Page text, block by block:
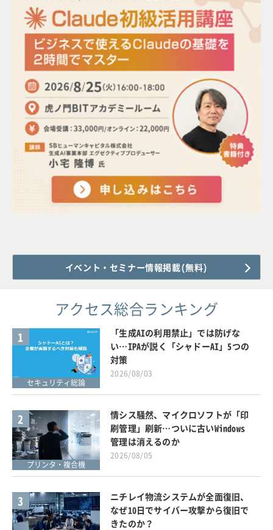
イベント・セミナー情報掲載(無料)
アクセス総合ランキング
1
セキュリティ総論
「生成AIの利用禁止」では防げな
い…IPAが説く「シャドーAI」5つの
対策
2026/08/03
2
プリンタ・複合機
情シス騒然、マイクロソフトが「印
刷管理」刷新…ついに古いWindows
管理は消えるのか
2026/08/05
3
ニチレイ物流システムが全面復旧、
なぜ10日でサイバー攻撃から復旧で
きたのか？